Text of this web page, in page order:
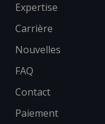
Expertise
Carrière
Nouvelles
FAQ
Contact
Paiement